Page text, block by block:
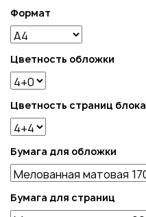
Формат
Цветность обложки
Цветность страниц блока
Бумага для обложки
Бумага для cтраниц